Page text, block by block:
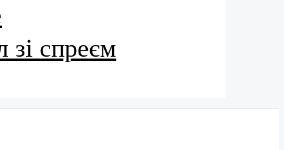
зі спреєм